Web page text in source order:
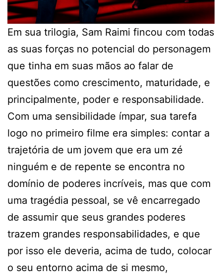
Em sua trilogia, Sam Raimi fincou com todas
as suas forças no potencial do personagem
que tinha em suas mãos ao falar de
questões como crescimento, maturidade, e
principalmente, poder e responsabilidade.
Com uma sensibilidade ímpar, sua tarefa
logo no primeiro filme era simples: contar a
trajetória de um jovem que era um zé
ninguém e de repente se encontra no
domínio de poderes incríveis, mas que com
uma tragédia pessoal, se vê encarregado
de assumir que seus grandes poderes
trazem grandes responsabilidades, e que
por isso ele deveria, acima de tudo, colocar
o seu entorno acima de si mesmo,